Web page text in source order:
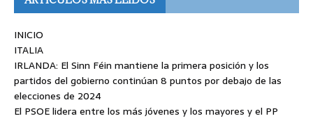
INICIO
ITALIA
IRLANDA: El Sinn Féin mantiene la primera posición y los
partidos del gobierno continúan 8 puntos por debajo de las
elecciones de 2024
El PSOE lidera entre los más jóvenes y los mayores y el PP